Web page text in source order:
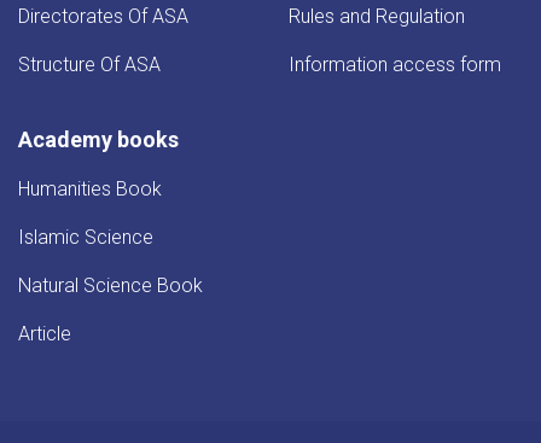
Directorates Of ASA
Structure Of ASA
Rules and Regulation
Information access form
Academy books
Humanities Book
Islamic Science
Natural Science Book
Article